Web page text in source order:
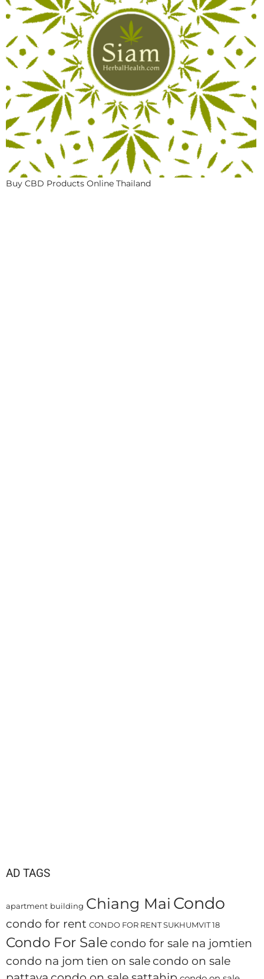
Buy CBD Products Online Thailand
AD TAGS
apartment building Chiang Mai Condo
condo for rent CONDO FOR RENT SUKHUMVIT 18
Condo For Sale condo for sale na jomtien
condo na jom tien on sale condo on sale